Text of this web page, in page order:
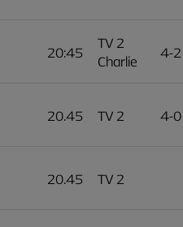
20:45
TV 2
Charlie
4-2
20.45 TV 2 4-0
20.45 TV 2